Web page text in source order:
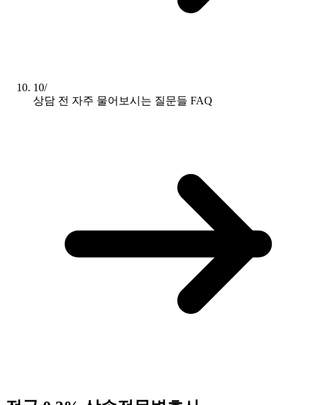
10/
상담 전 자주 물어보시는 질문들 FAQ